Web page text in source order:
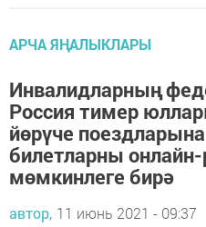
АРЧА ЯҢАЛЫКЛАРЫ
Инвалидларның
Россия тимер
йөрүче
билетларны
мөмкинлеге бирә
автор, 11 июнь 2021 - 09:37